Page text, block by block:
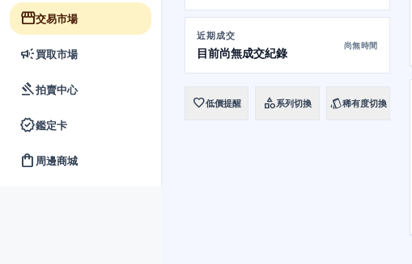
storefront交易市場
campaign買取市場
gavel拍賣中心
verified鑑定卡
shopping_bag 周邊商城
近期成交
目前尚無成交紀錄
尚無時間
favorite低價提醒 category系列切換 style稀有度切換